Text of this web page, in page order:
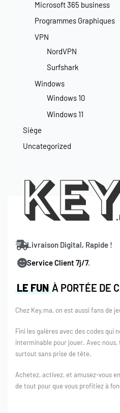
Microsoft 365 business
Programmes Graphiques
VPN
NordVPN
Surfshark
Windows
Windows 10
Windows 11
Siège
Uncategorized
LE FUNÀ PORTÉE DE
Chez Key.ma, on est aussi fans de
Fini les galères avec des codes qui
interminable pour jouer. Avec
surtout sans prise de tête.
Achetez, activez, et amusez-vous
de tout pour que vous profitiez à
Livraison Digital, Rapide !
Service Client 7j/7.